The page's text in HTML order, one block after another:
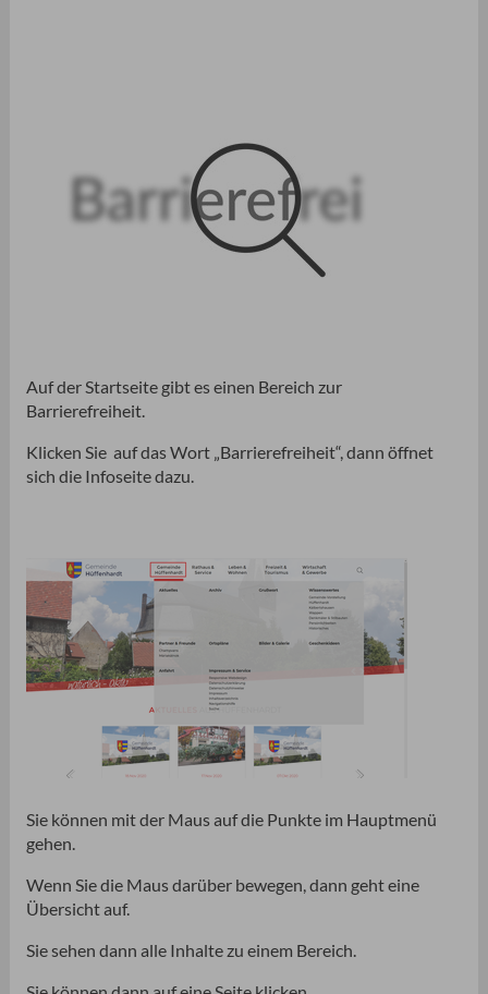
Auf der Startseite gibt es einen Bereich zur
Barrierefreiheit.
Klicken Sie auf das Wort „Barrierefreiheit“, dann öffnet
sich die Infoseite dazu.
Sie können mit der Maus auf die Punkte im Hauptmenü
gehen.
Wenn Sie die Maus darüber bewegen, dann geht eine
Übersicht auf.
Sie sehen dann alle Inhalte zu einem Bereich.